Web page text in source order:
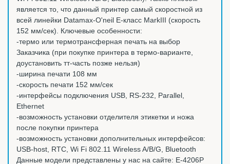
является то, что данный принтер самый скоростной из
всей линейки Datamax-O'neil E-класс MarkIII (скорость
152 мм/сек). Ключевые особенности:
-термо или термотрансферная печать на выбор
Заказчика (при покупке принтера в термо-варианте,
доустановить тт-часть позже нельзя)
-ширина печати 108 мм
-скорость печати 152 мм/сек
-интерфейсы подключения USB, RS-232, Parallel,
Ethernet
-возможность установки отделителя этикетки и ножа
после покупки принтера
-возможность установки дополнительных интерфейсов:
USB-host, RTC, Wi Fi 802.11 Wireless A/B/G, Bluetooth
Данные модели представлены у нас на сайте: E-4206P